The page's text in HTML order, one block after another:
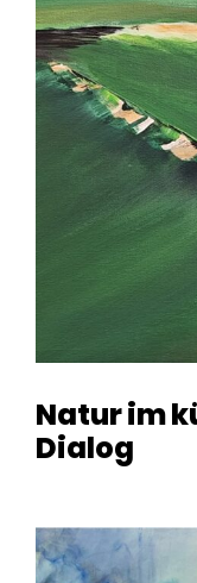
Natur im
Dialog